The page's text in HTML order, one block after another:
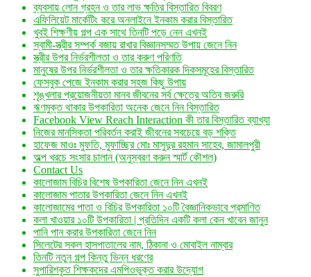
ব্যবসায় লোন গ্রহন ও তার লাভ ক্ষতির বিস্তারিত বিবরণ
এফিলিয়েট মার্কেটিং করে অনলাইনে ইনকাম করার বিস্তারিত
খুবই শিক্ষণীয় গল্প এক সাথে তিনটি পড়ে নেন এখনই
স্বামী-স্ত্রীর সম্পর্ক বজায় রাখার বিজ্ঞানসম্মত উপায় জেনে নিন
স্ত্রীর উপর নির্ভরশীলতা ও তার করুণ পরিণতি
মানুষের উপর নির্ভরশীলতা ও তার ক্ষতিকারক দিকসমূহের বিস্তারিত
ফেসবুক পেজে ইনকাম করার সহজ কিছু উপায়
শৃঙ্খলার প্রয়োজনীয়তা মানব জীবনের সর্ব ক্ষেত্রে অতিব জরুরি
ঋণমুক্ত থাকার উপকারিতা অনেক জেনে নিন বিস্তারিত
Facebook View Reach Interaction কী তার বিস্তারিত ব্যাখ্যা
নিজের মানসিকতা পরিবর্তন করাই জীবনের সবচেয়ে বড় শক্তি
হাফেজ মাওঃ মুফতি, মুফাচ্ছির মোঃ মাসুদুর রহমান সাহেব, জামালপুরী
অল্প খরচে সংসার চালান (অনুস্বরণ করুন স্মার্ট কৌশল)
Contact Us
কালোজাম বিচির বিশেষ উপকারিতা জেনে নিন এখনই
কালোজাম পাতার উপকারিতা জেনে নিন এখনই
কালোজামের পাতা ও বিচির উপকারিতা ১০টি বৈজ্ঞানিকভাবে প্রমাণিত
কলা খাওয়ার ১০টি উপকারিতা | প্রতিদিন একটি কলা কেন খাবেন জানুন
পানি পান করার উপকারিতা জেনে নিন
সিলেটের সকল হাসপাতালের নাম, ঠিকানা ও মোবাইল নাম্বার
তিনটি নতুন গল্প কিন্তু ভিন্ন ধরণের
সুপারিশকৃত শিক্ষকদের এমপিওভুক্ত করার উদ্যোগ